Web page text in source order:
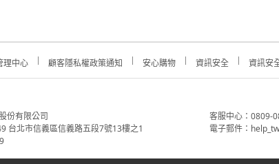
理中心 顧客隱私權政策通知 安心購物 資訊安全 資訊安
份有限公司
台北市信義區信義路五段7號13樓之1
客服中心：0809-
電子郵件：